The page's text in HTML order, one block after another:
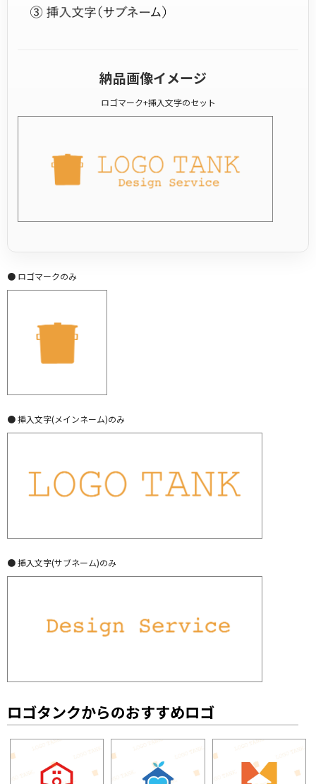
納品画像イメージ
ロゴマーク+挿入文字のセット
● ロゴマークのみ
● 挿入文字(メインネーム)のみ
● 挿入文字(サブネーム)のみ
ロゴタンクからのおすすめロゴ